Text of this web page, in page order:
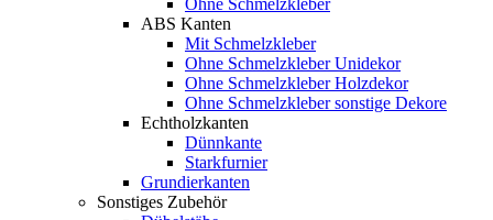
Ohne Schmelzkleber
ABS Kanten
Mit Schmelzkleber
Ohne Schmelzkleber Unidekor
Ohne Schmelzkleber Holzdekor
Ohne Schmelzkleber sonstige Dekore
Echtholzkanten
Dünnkante
Starkfurnier
Grundierkanten
Sonstiges Zubehör